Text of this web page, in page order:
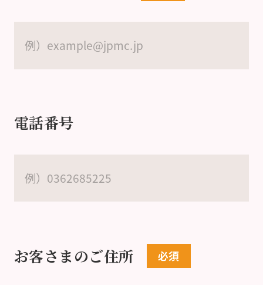
電話番号
お客さまのご住所